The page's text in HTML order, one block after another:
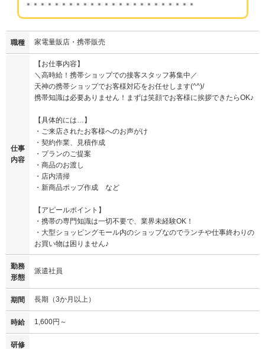
＊＊＊＊＊＊＊＊＊＊＊＊＊＊＊＊＊＊＊＊＊＊＊＊
職種 家電量販店・携帯販売
仕事
内容
【お仕事内容】
＼高時給！携帯ショップでの接客スタッフ募集中／
天神の携帯ショップでお客様対応をお任せします(^^)/
携帯知識は必要ありません！まずは笑顔でお客様に挨拶できたらOK♪
【具体的には…】
・ご来店されたお客様へのお声がけ
・契約作業、見積作成
・プランのご提案
・商品のお渡し
・店内清掃
・新商品ポップ作成 など
【アピールポイント】
・携帯の専門知識は一切不要で、業界未経験OK！
・大型ショッピングモール内のショップなのでランチや仕事終わりの
お買い物は困りません♪
勤務
形態
派遣社員
期間 長期（3か月以上）
時給 1,600円～
研修